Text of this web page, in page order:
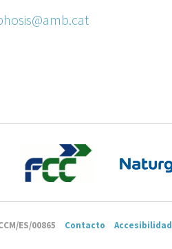
ES/00865 Contacto Accesibilidad